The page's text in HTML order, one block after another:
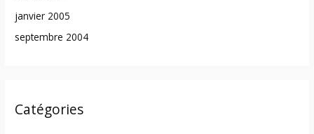
janvier 2005
septembre 2004
Catégories